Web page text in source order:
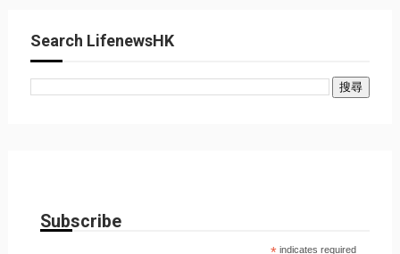
Search LifenewsHK
Subscribe
indicates required